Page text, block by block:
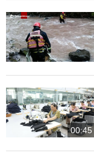
00:45